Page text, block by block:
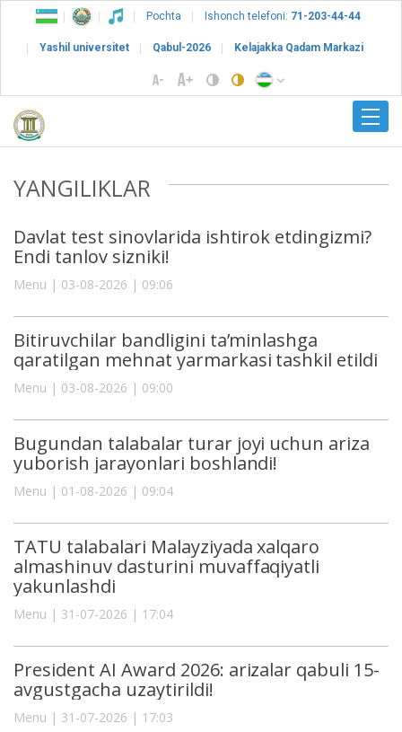
Pochta Ishonch telefoni: 71-203-44-44
Yashil universitet Qabul-2026 Kelajakka Qadam Markazi
YANGILIKLAR
Davlat test sinovlarida ishtirok etdingizmi?
Endi tanlov sizniki!
Menu | 03-08-2026 | 09:06
Bitiruvchilar bandligini ta’minlashga
qaratilgan mehnat yarmarkasi tashkil etildi
Menu | 03-08-2026 | 09:00
Bugundan talabalar turar joyi uchun ariza
yuborish jarayonlari boshlandi!
Menu | 01-08-2026 | 09:04
TATU talabalari Malayziyada xalqaro
almashinuv dasturini muvaffaqiyatli
yakunlashdi
Menu | 31-07-2026 | 17:04
President AI Award 2026: arizalar qabuli 15-
avgustgacha uzaytirildi!
Menu | 31-07-2026 | 17:03